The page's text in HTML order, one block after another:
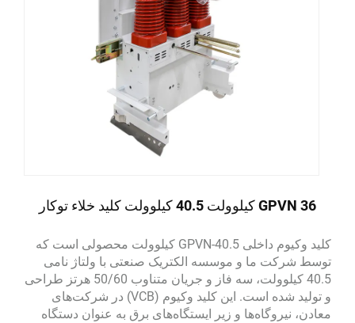
GPVN 36 کیلوولت 40.5 کیلوولت کلید خلاء توکار
کلید وکیوم داخلی GPVN-40.5 کیلوولت محصولی است که
توسط شرکت ما و موسسه الکتریک صنعتی با ولتاژ نامی
40.5 کیلوولت، سه فاز و جریان متناوب 50/60 هرتز طراحی
و تولید شده است. این کلید وکیوم (VCB) در شرکت‌های
معادن، نیروگاه‌ها و زیر ایستگاه‌های برق به عنوان دستگاه